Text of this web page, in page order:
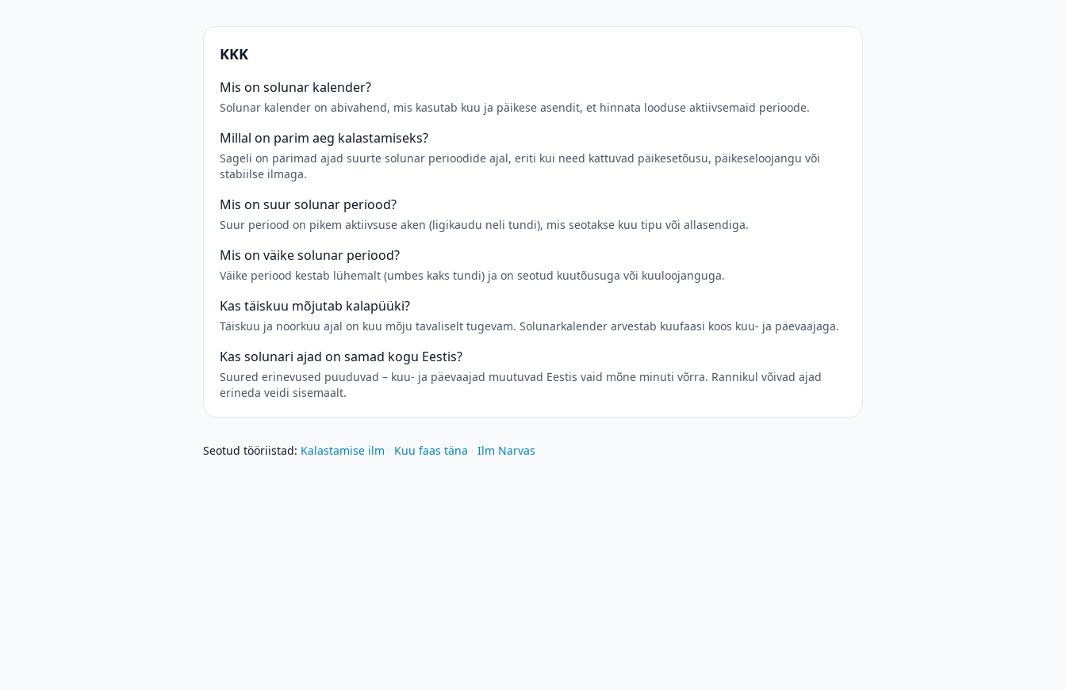
KKK
Mis on solunar kalender?
Solunar kalender on abivahend, mis kasutab kuu ja päikese asendit, et hinnata looduse aktiivsemaid perioode.
Millal on parim aeg kalastamiseks?
Sageli on parimad ajad suurte solunar perioodide ajal, eriti kui need kattuvad päikesetõusu, päikeseloojangu või
stabiilse ilmaga.
Mis on suur solunar periood?
Suur periood on pikem aktiivsuse aken (ligikaudu neli tundi), mis seotakse kuu tipu või allasendiga.
Mis on väike solunar periood?
Väike periood kestab lühemalt (umbes kaks tundi) ja on seotud kuutõusuga või kuuloojanguga.
Kas täiskuu mõjutab kalapüüki?
Täiskuu ja noorkuu ajal on kuu mõju tavaliselt tugevam. Solunarkalender arvestab kuufaasi koos kuu- ja päevaajaga.
Kas solunari ajad on samad kogu Eestis?
Suured erinevused puuduvad – kuu- ja päevaajad muutuvad Eestis vaid mõne minuti võrra. Rannikul võivad ajad
erineda veidi sisemaalt.
Seotud tööriistad: Kalastamise ilm · Kuu faas täna · Ilm Narvas